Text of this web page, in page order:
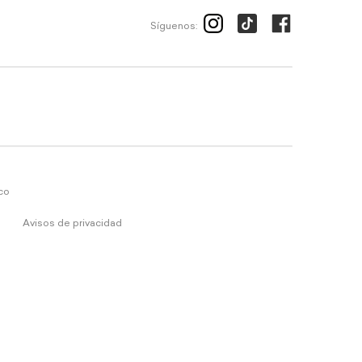
Síguenos:
Avisos de privacidad